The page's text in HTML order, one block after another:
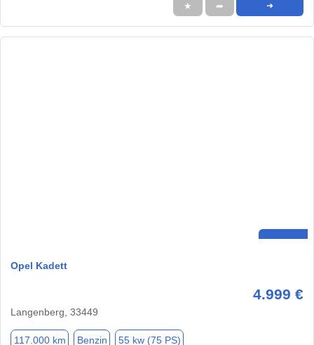
★ ➦ ➜
Opel Kadett
4.999 €
Langenberg, 33449
117.000 km Benzin 55 kw (75 PS)